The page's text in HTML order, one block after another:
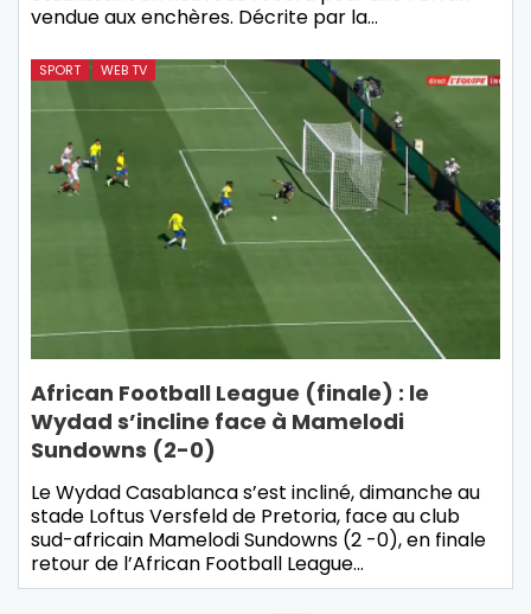
vendue aux enchères. Décrite par la…
SPORT WEB TV
African Football League (finale) : le
Wydad s’incline face à Mamelodi
Sundowns (2-0)
Le Wydad Casablanca s’est incliné, dimanche au
stade Loftus Versfeld de Pretoria, face au club
sud-africain Mamelodi Sundowns (2 -0), en finale
retour de l’African Football League…